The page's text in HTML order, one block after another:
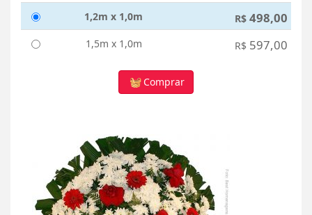
1,2m x 1,0m R$ 498,00
1,5m x 1,0m R$ 597,00
Comprar